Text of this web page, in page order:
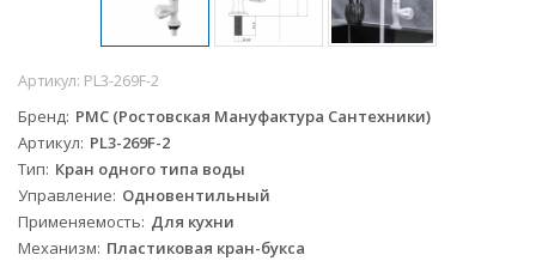
Артикул: PL3-269F-2
Бренд РМС (Ростовская Мануфактура Сантехники)
Артикул PL3-269F-2
Тип Кран одного типа воды
Управление Одновентильный
Применяемость Для кухни
Механизм Пластиковая кран-букса